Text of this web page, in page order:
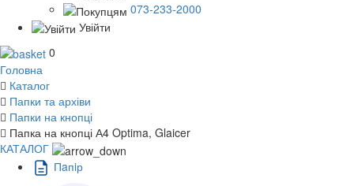
073-233-2000
Увійти
0
Головна
Каталог
Папки та архіви
Папки на кнопці
Папка на кнопці А4 Optima, Glaicer
КАТАЛОГ
Пaпiр